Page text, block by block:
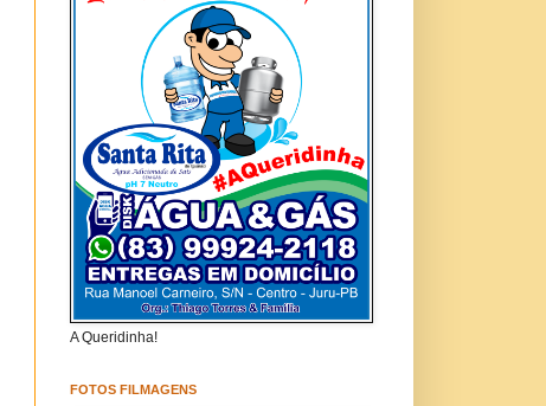
A Queridinha!
FOTOS FILMAGENS